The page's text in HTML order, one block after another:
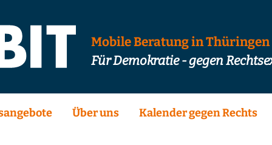
Mobile Beratung in Thüringen
Für Demokratie - gegen
Über uns Kalender gegen Rechts